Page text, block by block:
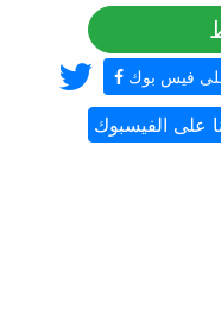
فيس بوك
على الفيسبوك